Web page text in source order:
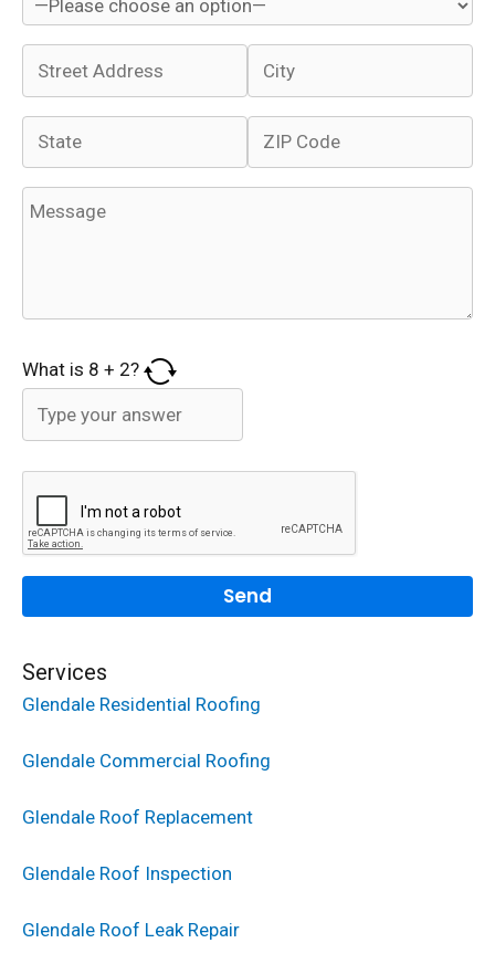
What is 8 + 2?
Services
Glendale Residential Roofing
Glendale Commercial Roofing
Glendale Roof Replacement
Glendale Roof Inspection
Glendale Roof Leak Repair